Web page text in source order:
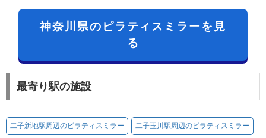
神奈川県のピラティスミラーを見
る
最寄り駅の施設
二子新地駅周辺のピラティスミラー 二子玉川駅周辺のピラティスミラー